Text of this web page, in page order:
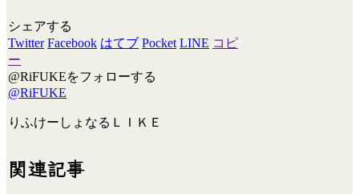
シェアする
Twitter Facebook はてブ Pocket LINE コピ
ー
@RiFUKEをフォローする
@RiFUKE
りふけーしょなるＬＩＫＥ
関連記事